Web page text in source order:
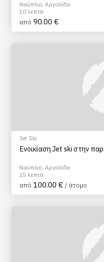
Ναύπλιο, Αργολίδα
10 λεπτά
από 90.00 €
Jet Ski
Ενοικίαση Jet ski στην
Ναύπλιο, Αργολίδα
15 λεπτά
από 100.00 € / άτομο